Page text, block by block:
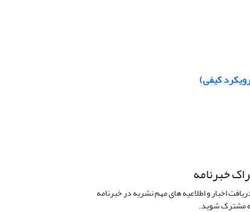
کیفی)
خبرنامه
اخبار و اطلاعیه های مهم نشریه در خبرنامه
مشترک شوید.